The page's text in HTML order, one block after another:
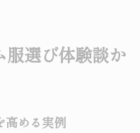
服選び体験談か
高める実例